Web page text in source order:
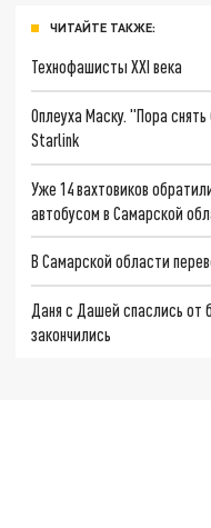
ЧИТАЙТЕ ТАКЖЕ:
Технофашисты XXI века
Оплеуха Маску. "Пора
Starlink
Уже 14 вахтовиков
автобусом в Самарской
В Самарской области
Даня с Дашей спаслись от
закончились